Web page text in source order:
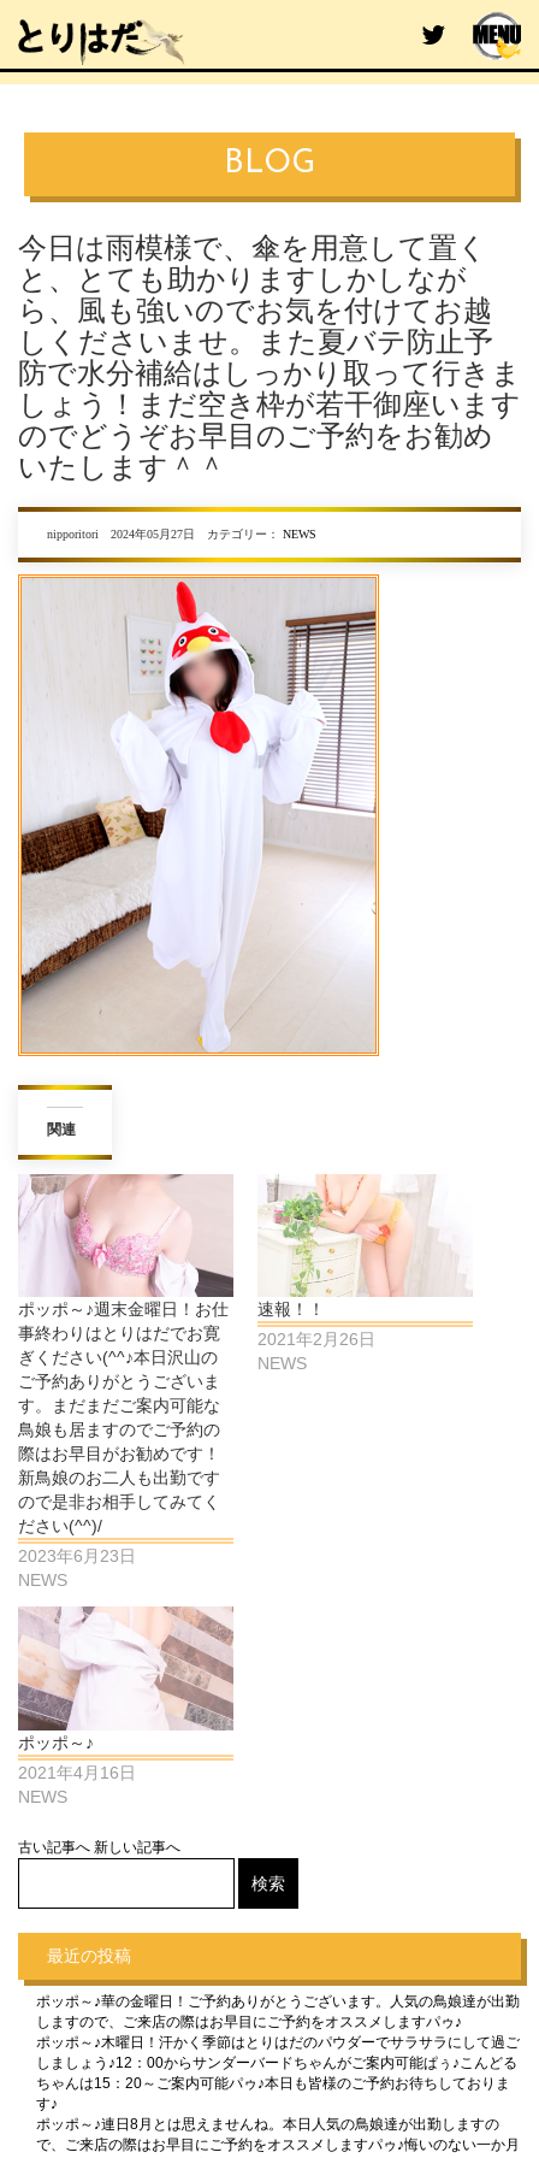
BLOG
今日は雨模様で、傘を用意して置く
と、とても助かりますしかしなが
ら、風も強いのでお気を付けてお越
しくださいませ。また夏バテ防止予
防で水分補給はしっかり取って行きま
しょう！まだ空き枠が若干御座います
のでどうぞお早目のご予約をお勧め
いたします＾＾
nipporitori 2024年05月27日 カテゴリー： NEWS
関連
ポッポ～♪週末金曜日！お仕
事終わりはとりはだでお寛
ぎください(^^♪本日沢山の
ご予約ありがとうございま
す。まだまだご案内可能な
鳥娘も居ますのでご予約の
際はお早目がお勧めです！
新鳥娘のお二人も出勤です
ので是非お相手してみてく
ださい(^^)/
2023年6月23日
NEWS
速報！！
2021年2月26日
NEWS
ポッポ～♪
2021年4月16日
NEWS
古い記事へ 新しい記事へ
最近の投稿
ポッポ～♪華の金曜日！ご予約ありがとうございます。人気の鳥娘達が出勤
しますので、ご来店の際はお早目にご予約をオススメしますパゥ♪
ポッポ～♪木曜日！汗かく季節はとりはだのパウダーでサラサラにして過ご
しましょう♪12：00からサンダーバードちゃんがご案内可能ぱぅ♪こんどる
ちゃんは15：20～ご案内可能パゥ♪本日も皆様のご予約お待ちしておりま
す♪
ポッポ～♪連日8月とは思えませんね。本日人気の鳥娘達が出勤しますの
で、ご来店の際はお早目にご予約をオススメしますパゥ♪悔いのない一か月